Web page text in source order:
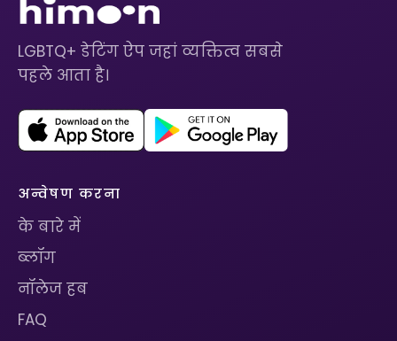
LGBTQ+ डेटिंग ऐप जहां व्यक्तित्व सबसे
पहले आता है।
अन्वेषण करना
के बारे में
ब्लॉग
नॉलेज हब
FAQ